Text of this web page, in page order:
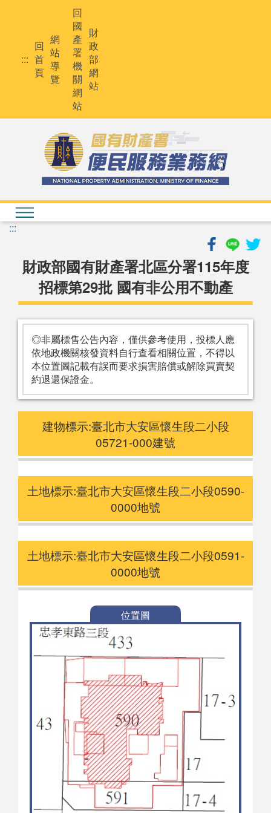
:::
回
首
頁
網
站
導
覽
回
國
產
署
機
關
網
站
財
政
部
網
站
:::
財政部國有財產署北區分署115年度
招標第29批 國有非公用不動產
◎非屬標售公告內容，僅供參考使用，投標人應
依地政機關核發資料自行查看相關位置，不得以
本位置圖記載有誤而要求損害賠償或解除買賣契
約退還保證金。
建物標示:臺北市大安區懷生段二小段
05721-000建號
土地標示:臺北市大安區懷生段二小段0590-
0000地號
土地標示:臺北市大安區懷生段二小段0591-
0000地號
位置圖